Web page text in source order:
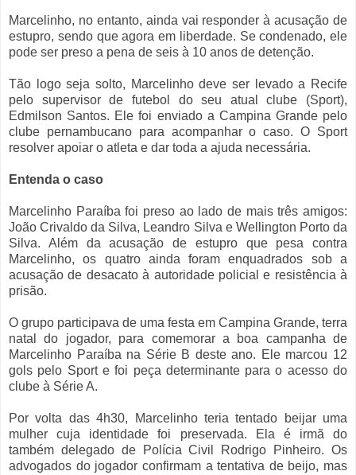
Marcelinho, no entanto, ainda vai responder à acusação de
estupro, sendo que agora em liberdade. Se condenado, ele
pode ser preso a pena de seis à 10 anos de detenção.
Tão logo seja solto, Marcelinho deve ser levado a Recife
pelo supervisor de futebol do seu atual clube (Sport),
Edmilson Santos. Ele foi enviado a Campina Grande pelo
clube pernambucano para acompanhar o caso. O Sport
resolver apoiar o atleta e dar toda a ajuda necessária.
Entenda o caso
Marcelinho Paraíba foi preso ao lado de mais três amigos:
João Crivaldo da Silva, Leandro Silva e Wellington Porto da
Silva. Além da acusação de estupro que pesa contra
Marcelinho, os quatro ainda foram enquadrados sob a
acusação de desacato à autoridade policial e resistência à
prisão.
O grupo participava de uma festa em Campina Grande, terra
natal do jogador, para comemorar a boa campanha de
Marcelinho Paraíba na Série B deste ano. Ele marcou 12
gols pelo Sport e foi peça determinante para o acesso do
clube à Série A.
Por volta das 4h30, Marcelinho teria tentado beijar uma
mulher cuja identidade foi preservada. Ela é irmã do
também delegado de Polícia Civil Rodrigo Pinheiro. Os
advogados do jogador confirmam a tentativa de beijo, mas